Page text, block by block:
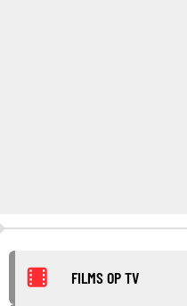
FILMS OP TV